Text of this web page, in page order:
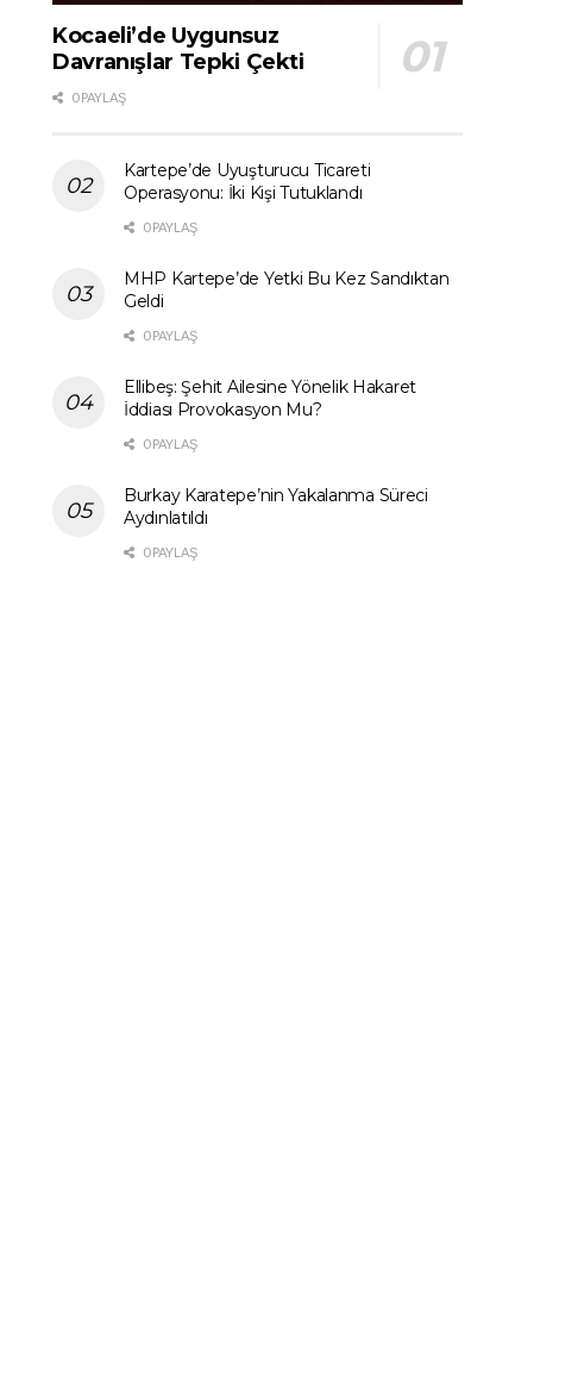
Kocaeli’de Uygunsuz
Davranışlar Tepki Çekti
0 PAYLAŞ
Kartepe’de Uyuşturucu Ticareti
Operasyonu: İki Kişi Tutuklandı
0 PAYLAŞ
MHP Kartepe’de Yetki Bu Kez Sandıktan
Geldi
0 PAYLAŞ
Ellibeş: Şehit Ailesine Yönelik Hakaret
İddiası Provokasyon Mu?
0 PAYLAŞ
Burkay Karatepe’nin Yakalanma Süreci
Aydınlatıldı
0 PAYLAŞ